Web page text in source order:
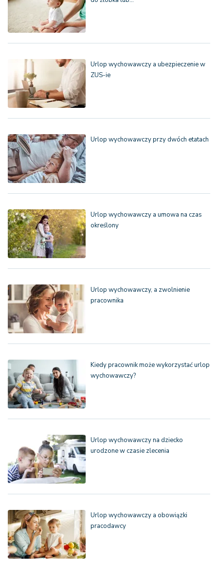
Urlop wychowawczy a ubezpieczenie w
ZUS-ie
Urlop wychowawczy przy dwóch etatach
Urlop wychowawczy a umowa na czas
określony
Urlop wychowawczy, a zwolnienie
pracownika
Kiedy pracownik może wykorzystać urlop
wychowawczy?
Urlop wychowawczy na dziecko
urodzone w czasie zlecenia
Urlop wychowawczy a obowiązki
pracodawcy